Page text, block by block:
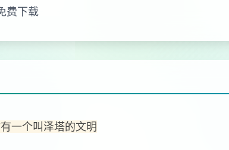
费下载
一个叫泽塔的文明